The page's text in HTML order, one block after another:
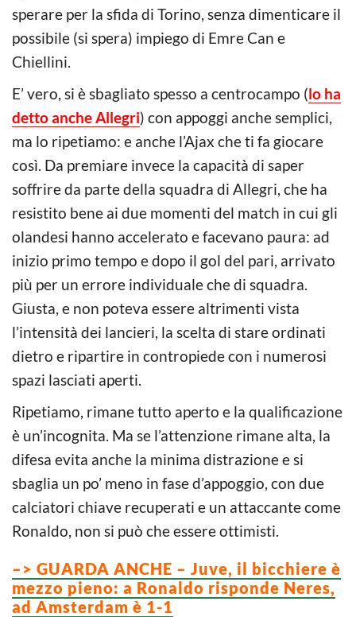
sperare per la sfida di Torino, senza dimenticare il
possibile (si spera) impiego di Emre Can e
Chiellini.
E’ vero, si è sbagliato spesso a centrocampo (lo ha
detto anche Allegri) con appoggi anche semplici,
ma lo ripetiamo: e anche l’Ajax che ti fa giocare
così. Da premiare invece la capacità di saper
soffrire da parte della squadra di Allegri, che ha
resistito bene ai due momenti del match in cui gli
olandesi hanno accelerato e facevano paura: ad
inizio primo tempo e dopo il gol del pari, arrivato
più per un errore individuale che di squadra.
Giusta, e non poteva essere altrimenti vista
l’intensità dei lancieri, la scelta di stare ordinati
dietro e ripartire in contropiede con i numerosi
spazi lasciati aperti.
Ripetiamo, rimane tutto aperto e la qualificazione
è un’incognita. Ma se l’attenzione rimane alta, la
difesa evita anche la minima distrazione e si
sbaglia un po’ meno in fase d’appoggio, con due
calciatori chiave recuperati e un attaccante come
Ronaldo, non si può che essere ottimisti.
–> GUARDA ANCHE – Juve, il bicchiere è
mezzo pieno: a Ronaldo risponde Neres,
ad Amsterdam è 1-1